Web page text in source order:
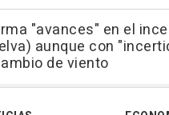
"avances" en el
aunque con
de viento